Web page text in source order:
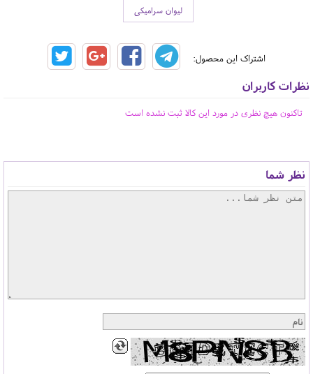
لیوان سرامیکی
اشتراک این محصول:
نظرات کاربران
تاکنون هیچ نظری در مورد این کالا ثبت نشده است
نظر شما